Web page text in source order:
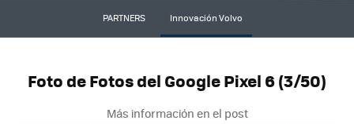
PARTNERS Innovación Volvo
Foto de Fotos del Google Pixel 6 (3/50)
Más información en el post